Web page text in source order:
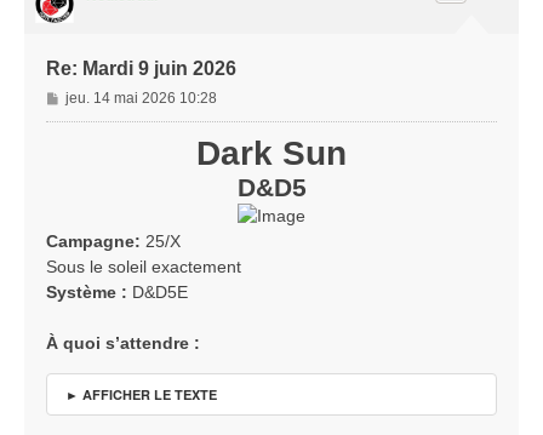
Re: Mardi 9 juin 2026
M
e
jeu. 14 mai 2026 10:28
Dark Sun
D&D5
Campagne: 25/X
Sous le soleil exactement
Système : D&D5E
À quoi s’attendre :
► AFFICHER LE TEXTE